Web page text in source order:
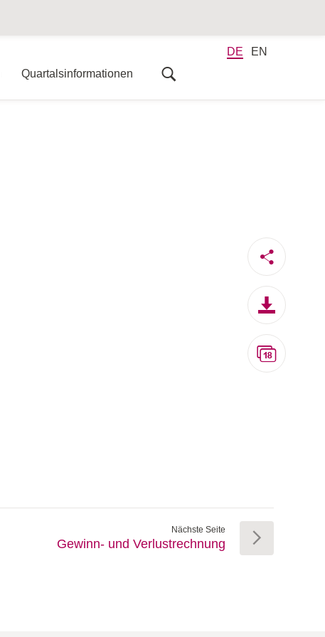
Zwischenberichte 2019
Quartalsinformationen
DE EN
Nächste Seite
Gewinn- und Verlustrechnung